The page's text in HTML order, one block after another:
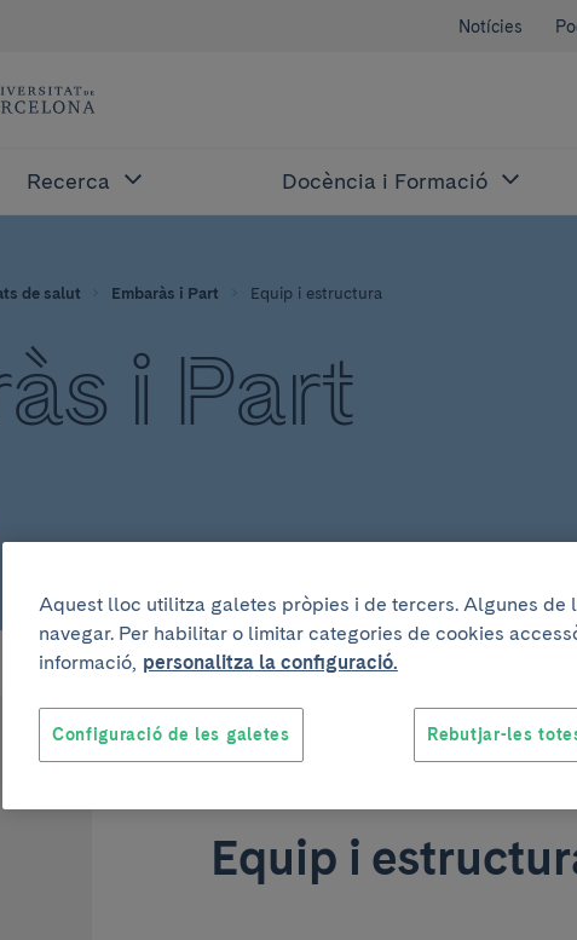
Notícies
Recerca Docència i Formació
de salut Embaràs i Part Equip i estructura
i Part
Un
Equip i
Aquest lloc utilitza galetes pròpies i de tercers. Algunes de
navegar. Per habilitar o limitar categories de cookies
informació, personalitza la configuració.
Rebutjar-les
Configuració de les galetes